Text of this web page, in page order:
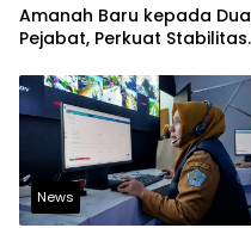
Amanah Baru kepada Dua
Pejabat, Perkuat Stabilitas
News